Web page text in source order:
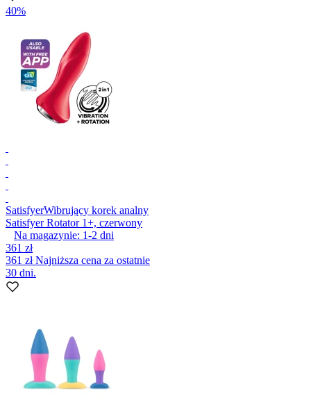
40%
SatisfyerWibrujący korek analny
Satisfyer Rotator 1+, czerwony
Na magazynie: 1-2 dni
361 zł
361 złNajniższa cena za ostatnie
30 dni.